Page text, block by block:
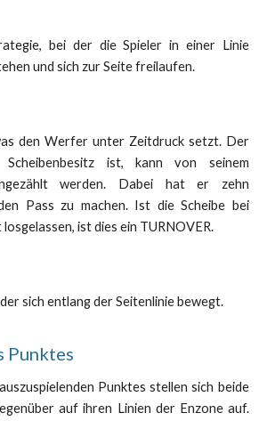
bei der die Spieler in einer Linie
und sich zur Seite freilaufen.
den Werfer unter Zeitdruck setzt. Der
ist, kann von seinem
werden. Dabei hat er zehn
Pass zu machen. Ist die Scheibe bei
ist dies ein TURNOVER.
sich entlang der Seitenlinie bewegt.
Punktes
Punktes stellen sich beide
auf ihren Linien der Enzone auf.